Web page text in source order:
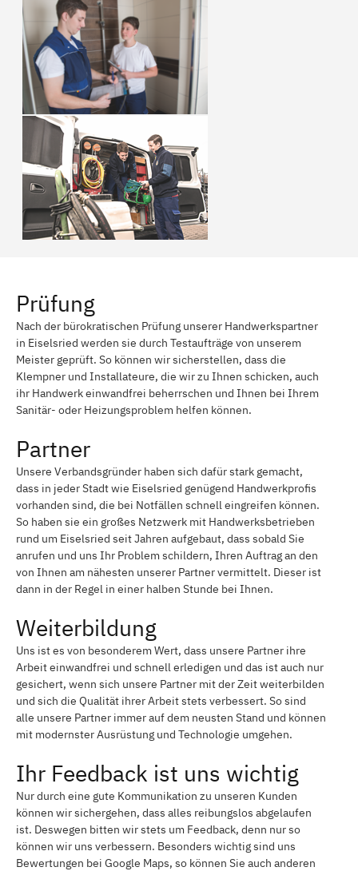
Prüfung
Nach der bürokratischen Prüfung unserer Handwerkspartner
in Eiselsried werden sie durch Testaufträge von unserem
Meister geprüft. So können wir sicherstellen, dass die
Klempner und Installateure, die wir zu Ihnen schicken, auch
ihr Handwerk einwandfrei beherrschen und Ihnen bei Ihrem
Sanitär- oder Heizungsproblem helfen können.
Partner
Unsere Verbandsgründer haben sich dafür stark gemacht,
dass in jeder Stadt wie Eiselsried genügend Handwerkprofis
vorhanden sind, die bei Notfällen schnell eingreifen können.
So haben sie ein großes Netzwerk mit Handwerksbetrieben
rund um Eiselsried seit Jahren aufgebaut, dass sobald Sie
anrufen und uns Ihr Problem schildern, Ihren Auftrag an den
von Ihnen am nähesten unserer Partner vermittelt. Dieser ist
dann in der Regel in einer halben Stunde bei Ihnen.
Weiterbildung
Uns ist es von besonderem Wert, dass unsere Partner ihre
Arbeit einwandfrei und schnell erledigen und das ist auch nur
gesichert, wenn sich unsere Partner mit der Zeit weiterbilden
und sich die Qualität ihrer Arbeit stets verbessert. So sind
alle unsere Partner immer auf dem neusten Stand und können
mit modernster Ausrüstung und Technologie umgehen.
Ihr Feedback ist uns wichtig
Nur durch eine gute Kommunikation zu unseren Kunden
können wir sichergehen, dass alles reibungslos abgelaufen
ist. Deswegen bitten wir stets um Feedback, denn nur so
können wir uns verbessern. Besonders wichtig sind uns
Bewertungen bei Google Maps, so können Sie auch anderen